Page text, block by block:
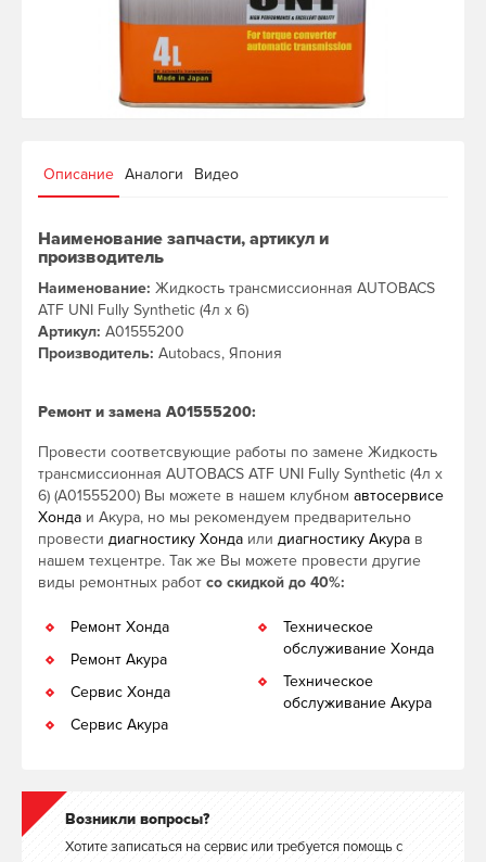
Описание Аналоги Видео
Наименование запчасти, артикул и
производитель
Наименование: Жидкость трансмиссионная AUTOBACS
ATF UNI Fully Synthetic (4л х 6)
Артикул: A01555200
Производитель: Autobacs, Япония
Ремонт и замена A01555200:
Провести соответсвующие работы по замене Жидкость
трансмиссионная AUTOBACS ATF UNI Fully Synthetic (4л х
6) (A01555200) Вы можете в нашем клубном автосервисе
Хонда и Акура, но мы рекомендуем предварительно
провести диагностику Хонда или диагностику Акура в
нашем техцентре. Так же Вы можете провести другие
виды ремонтных работ со скидкой до 40%:
Ремонт Хонда
Ремонт Акура
Сервис Хонда
Сервис Акура
Техническое
обслуживание Хонда
Техническое
обслуживание Акура
Возникли вопросы?
Хотите записаться на сервис или требуется помощь с